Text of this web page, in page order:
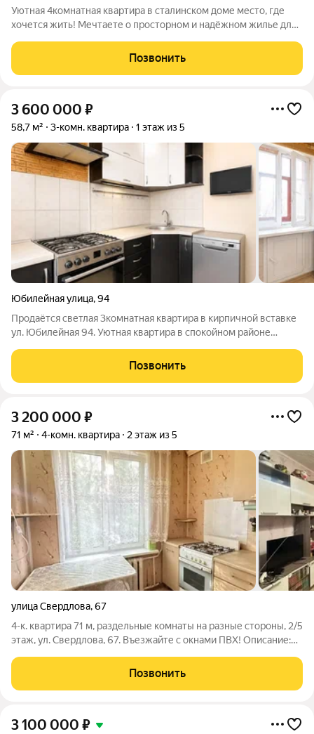
Уютная 4комнатная квартира в сталинском доме место, где
хочется жить! Мечтаете о просторном и надёжном жилье для
просторная 4комнатная квартира на 3м этаже в доме
сталинского типа. Здесь
Позвонить
3 600 000 ₽
58,7 м² 3-комн. квартира 1 этаж из 5
Юбилейная улица,94
Продаётся светлая 3комнатная квартира в кирпичной вставке
ул. Юбилейная 94. Уютная квартира в спокойном районе
-комфортный первый этаж ( окна высоко ); -на площадке всего
две квартиры;
Позвонить
3 200 000 ₽
71 м² 4-комн. квартира 2 этаж из 5
улица Свердлова,67
4-к. квартира 71 м, раздельные комнаты на разные стороны, 2/5
этаж, ул. Свердлова, 67. Въезжайте с окнами ПВХ! Описание:
этажный дом 1974 года постройки, серия 1-468 А-7.
Управляющая компания
Позвонить
3 100 000 ₽